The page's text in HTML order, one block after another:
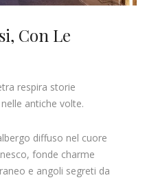
Con Le
respira storie
antiche volte.
diffuso nel cuore
fonde charme
e angoli segreti da